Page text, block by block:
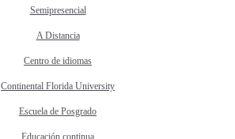
Semipresencial
A Distancia
Centro de idiomas
Continental Florida University
Escuela de Posgrado